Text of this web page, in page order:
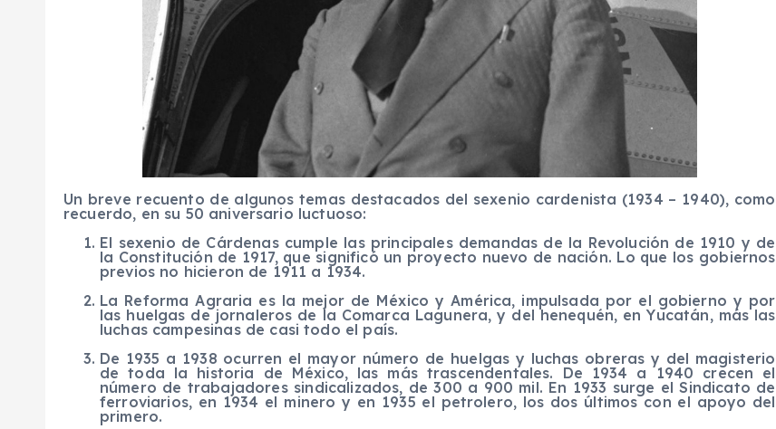
Un breve recuento de algunos temas destacados del sexenio cardenista (1934 – 1940), como
recuerdo, en su 50 aniversario luctuoso:
El sexenio de Cárdenas cumple las principales demandas de la Revolución de 1910 y de
la Constitución de 1917, que significó un proyecto nuevo de nación. Lo que los gobiernos
previos no hicieron de 1911 a 1934.
La Reforma Agraria es la mejor de México y América, impulsada por el gobierno y por
las huelgas de jornaleros de la Comarca Lagunera, y del henequén, en Yucatán, más las
luchas campesinas de casi todo el país.
De 1935 a 1938 ocurren el mayor número de huelgas y luchas obreras y del magisterio
de toda la historia de México, las más trascendentales. De 1934 a 1940 crecen el
número de trabajadores sindicalizados, de 300 a 900 mil. En 1933 surge el Sindicato de
ferroviarios, en 1934 el minero y en 1935 el petrolero, los dos últimos con el apoyo del
primero.